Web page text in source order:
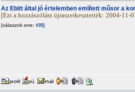
Az Ebitt által jó értelemben említett műsor a
[Ezt a hozzászólást újraszerkesztették: 2004-11-
[válaszok erre: #35]